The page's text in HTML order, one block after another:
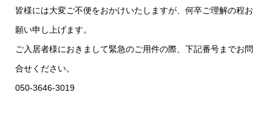
皆様には大変ご不便をおかけいたしますが、何卒ご理解の程お
願い申し上げます。
ご入居者様におきまして緊急のご用件の際、下記番号までお問
合せください。
050-3646-3019